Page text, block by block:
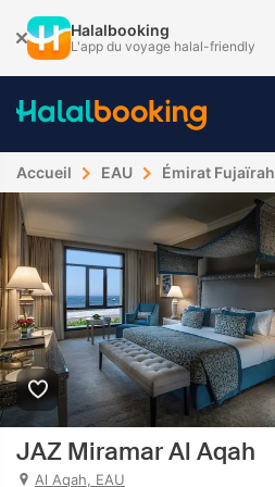
Halalbooking
L'app du voyage halal-friendly
Accueil EAU Émirat Fujaïrah
JAZ Miramar Al Aqah
Al Aqah, EAU